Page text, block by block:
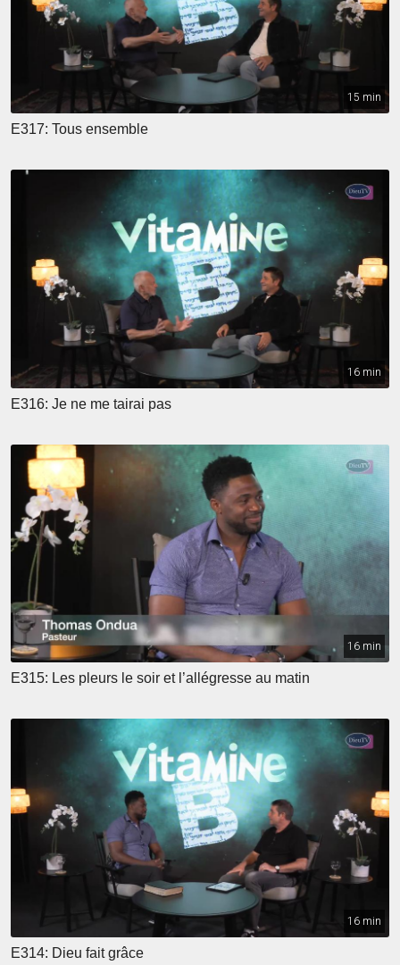
15 min
E317: Tous ensemble
16 min
E316: Je ne me tairai pas
16 min
E315: Les pleurs le soir et l’allégresse au matin
16 min
E314: Dieu fait grâce